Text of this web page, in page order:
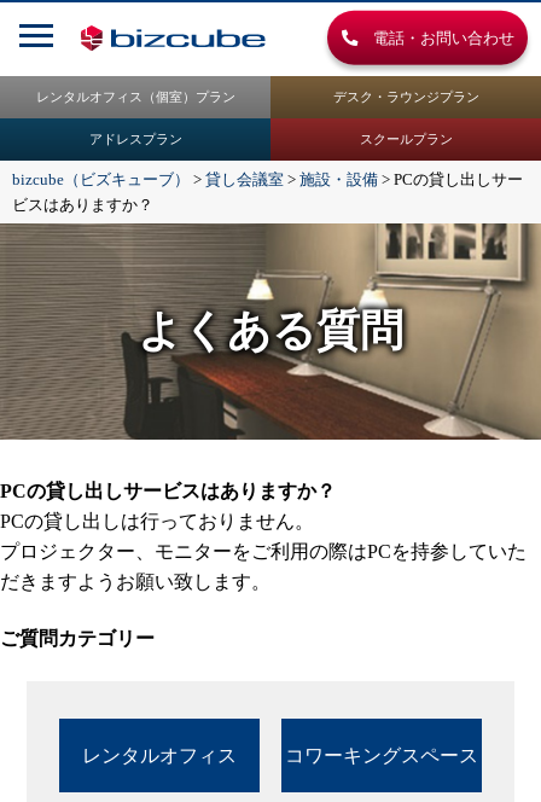
電話・お問い合わせ
レンタルオフィス（個室）プラン デスク・ラウンジプラン
アドレスプラン スクールプラン
bizcube（ビズキューブ） > 貸し会議室 > 施設・設備 > PCの貸し出しサー
ビスはありますか？
よくある質問
PCの貸し出しサービスはありますか？
PCの貸し出しは行っておりません。
プロジェクター、モニターをご利用の際はPCを持参していた
だきますようお願い致します。
ご質問カテゴリー
レンタルオフィス コワーキングスペース